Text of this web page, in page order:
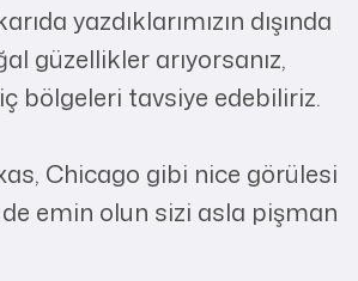
yazdıklarımızın dışında
güzellikler arıyorsanız,
bölgeleri tavsiye edebiliriz.
Chicago gibi nice görülesi
emin olun sizi asla pişman